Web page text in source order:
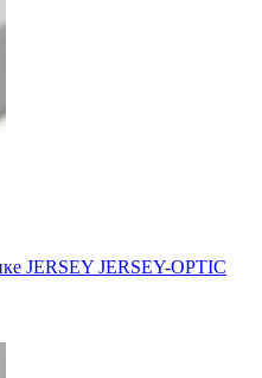
JERSEY JERSEY-OPTIC